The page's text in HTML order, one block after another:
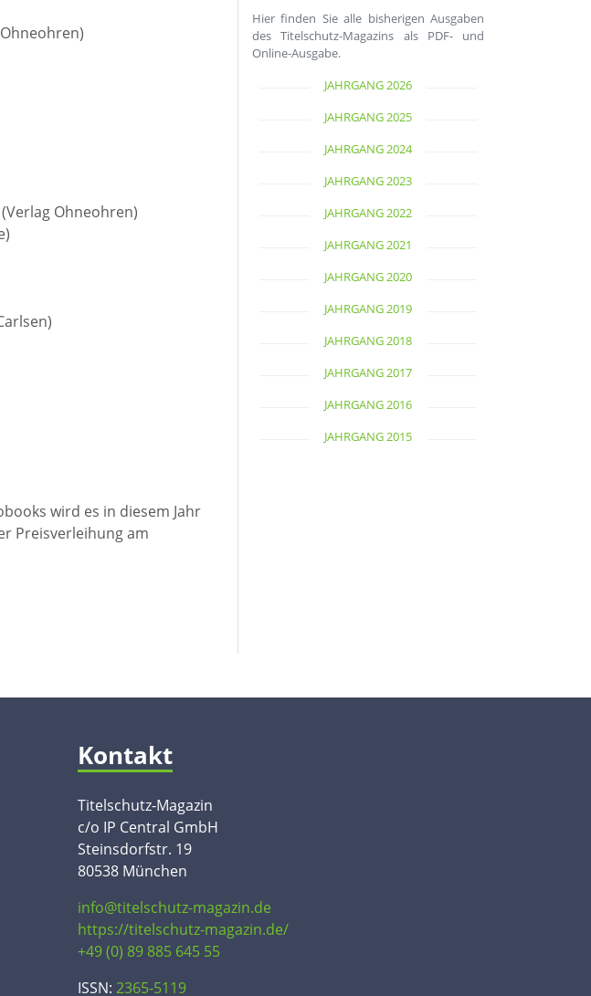
Ohneohren)
wird es in diesem Jahr
Preisverleihung am
Hier finden Sie alle bisherigen Ausgaben
des Titelschutz-Magazins als PDF- und
Online-Ausgabe.
JAHRGANG 2026
JAHRGANG 2025
JAHRGANG 2024
JAHRGANG 2023
JAHRGANG 2022
JAHRGANG 2021
JAHRGANG 2020
JAHRGANG 2019
JAHRGANG 2018
JAHRGANG 2017
JAHRGANG 2016
JAHRGANG 2015
Kontakt
Titelschutz-Magazin
c/o IP Central GmbH
Steinsdorfstr. 19
80538 München
info@titelschutz-magazin.de
https://titelschutz-magazin.de/
+49 (0) 89 885 645 55
ISSN: 2365-5119